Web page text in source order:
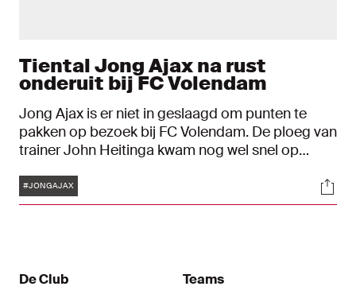
Tiental Jong Ajax na rust
onderuit bij FC Volendam
Jong Ajax is er niet in geslaagd om punten te
pakken op bezoek bij FC Volendam. De ploeg van
trainer John Heitinga kwam nog wel snel op
Rasmussen, maar omdat Enric Llansana vlak
voor rust na een rode kaart moest inrukken ging
Tags
#JONGAJAX
De Club
Teams